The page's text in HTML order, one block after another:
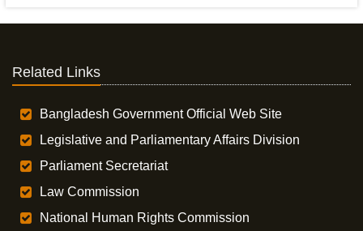
Related Links
Bangladesh Government Official Web Site
Legislative and Parliamentary Affairs Division
Parliament Secretariat
Law Commission
National Human Rights Commission